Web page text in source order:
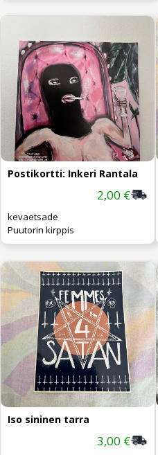
Postikortti: Inkeri Rantala
2,00 €
kevaetsade
Puutorin kirppis
Iso sininen tarra
3,00 €